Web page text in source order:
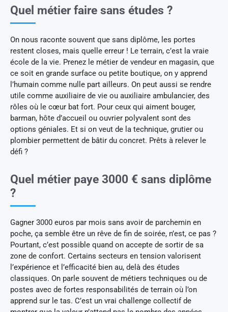
Quel métier faire sans études ?
On nous raconte souvent que sans diplôme, les portes
restent closes, mais quelle erreur ! Le terrain, c’est la vraie
école de la vie. Prenez le métier de vendeur en magasin, que
ce soit en grande surface ou petite boutique, on y apprend
l’humain comme nulle part ailleurs. On peut aussi se rendre
utile comme auxiliaire de vie ou auxiliaire ambulancier, des
rôles où le cœur bat fort. Pour ceux qui aiment bouger,
barman, hôte d’accueil ou ouvrier polyvalent sont des
options géniales. Et si on veut de la technique, grutier ou
plombier permettent de bâtir du concret. Prêts à relever le
défi ?
Quel métier paye 3000 € sans diplôme
?
Gagner 3000 euros par mois sans avoir de parchemin en
poche, ça semble être un rêve de fin de soirée, n’est, ce pas ?
Pourtant, c’est possible quand on accepte de sortir de sa
zone de confort. Certains secteurs en tension valorisent
l’expérience et l’efficacité bien au, delà des études
classiques. On parle souvent de métiers techniques ou de
postes avec de fortes responsabilités de terrain où l’on
apprend sur le tas. C’est un vrai challenge collectif de